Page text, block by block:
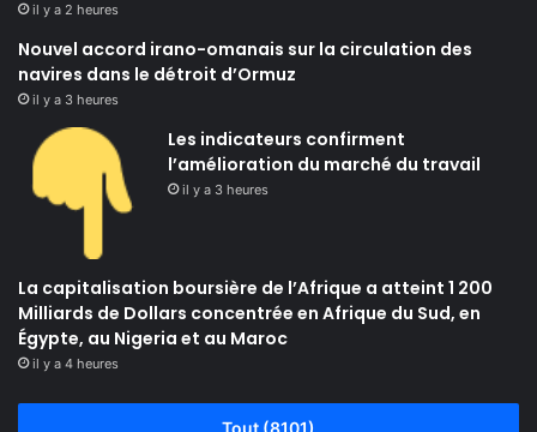
il y a 2 heures
Nouvel accord irano-omanais sur la circulation des
navires dans le détroit d’Ormuz
il y a 3 heures
Les indicateurs confirment
l’amélioration du marché du travail
il y a 3 heures
La capitalisation boursière de l’Afrique a atteint 1 200
Milliards de Dollars concentrée en Afrique du Sud, en
Égypte, au Nigeria et au Maroc
il y a 4 heures
Tout (8101)